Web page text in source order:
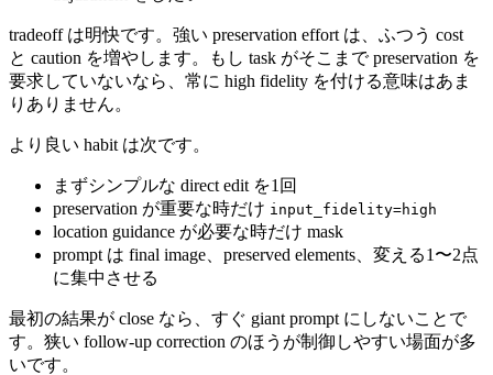
tradeoff は明快です。強い preservation effort は、ふつう cost
と caution を増やします。もし task がそこまで preservation を
要求していないなら、常に high fidelity を付ける意味はあま
りありません。
より良い habit は次です。
まずシンプルな direct edit を1回
preservation が重要な時だけ input_fidelity=high
location guidance が必要な時だけ mask
prompt は final image、preserved elements、変える1〜2点
に集中させる
最初の結果が close なら、すぐ giant prompt にしないことで
す。狭い follow-up correction のほうが制御しやすい場面が多
いです。